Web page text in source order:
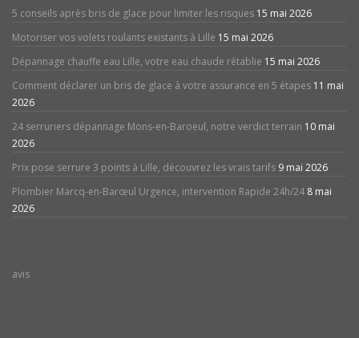
5 conseils après bris de glace pour limiter les risques 15 mai 2026
Motoriser vos volets roulants existants à Lille 15 mai 2026
Dépannage chauffe eau Lille, votre eau chaude rétablie 15 mai 2026
Comment déclarer un bris de glace à votre assurance en 5 étapes 11 mai
2026
24 serruriers dépannage Mons-en-Baroeul, notre verdict terrain 10 mai
2026
Prix pose serrure 3 points à Lille, découvrez les vrais tarifs 9 mai 2026
Plombier Marcq-en-Barœul Urgence, intervention Rapide 24h/24 8 mai
2026
avis